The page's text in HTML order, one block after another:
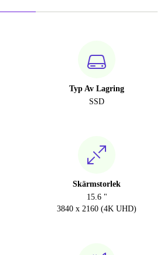
Typ Av Lagring
SSD
Skärmstorlek
15.6 "
3840 x 2160 (4K UHD)